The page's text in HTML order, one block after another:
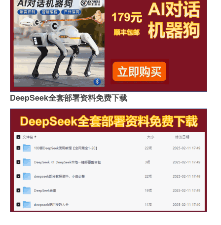
DeepSeek全套部署资料免费下载